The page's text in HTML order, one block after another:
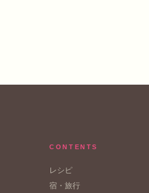
CONTENTS
レシピ
宿・旅行